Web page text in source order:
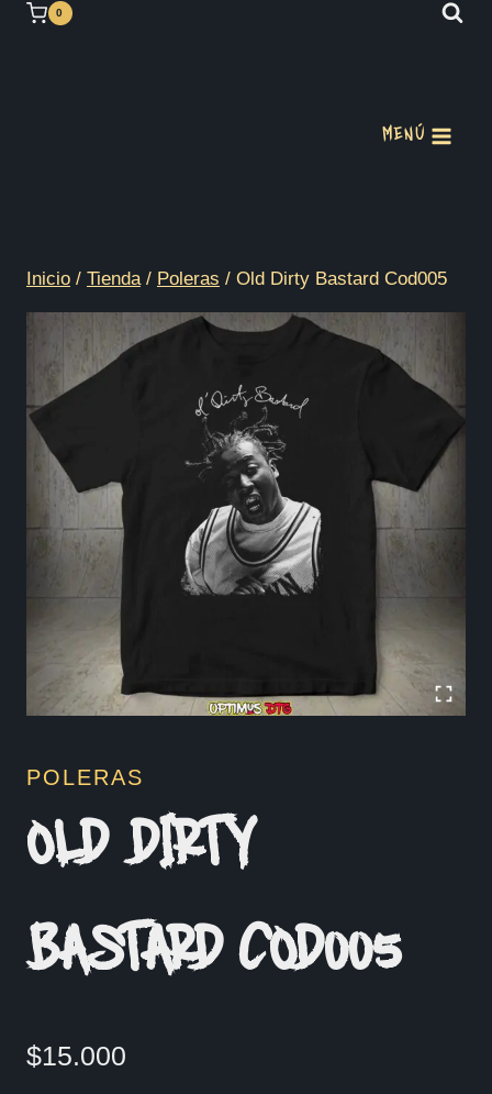
Saltar 0
MENÚ
Inicio / Tienda / Poleras / Old Dirty Bastard Cod005
POLERAS
OLD DIRTY
BASTARD COD005
$15.000